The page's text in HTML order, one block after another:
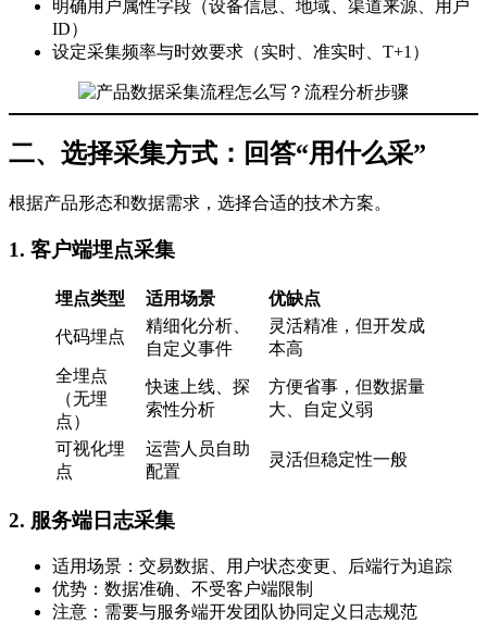
明确用户属性字段（设备信息、地域、渠道来源、用户
ID）
设定采集频率与时效要求（实时、准实时、T+1）
二、选择采集方式：回答“用什么采”
根据产品形态和数据需求，选择合适的技术方案。
1. 客户端埋点采集
埋点类型 适用场景 优缺点
代码埋点
精细化分析、
自定义事件
灵活精准，但开发成
本高
全埋点
（无埋
点）
快速上线、探
索性分析
方便省事，但数据量
大、自定义弱
可视化埋
点
运营人员自助
配置
灵活但稳定性一般
2. 服务端日志采集
适用场景：交易数据、用户状态变更、后端行为追踪
优势：数据准确、不受客户端限制
注意：需要与服务端开发团队协同定义日志规范